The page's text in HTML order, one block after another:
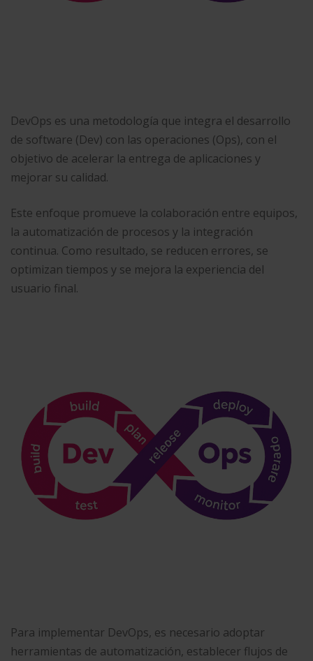
DevOps es una metodología que integra el desarrollo
de software (Dev) con las operaciones (Ops), con el
objetivo de acelerar la entrega de aplicaciones y
mejorar su calidad.
Este enfoque promueve la colaboración entre equipos,
la automatización de procesos y la integración
continua. Como resultado, se reducen errores, se
optimizan tiempos y se mejora la experiencia del
usuario final.
Para implementar DevOps, es necesario adoptar
herramientas de automatización, establecer flujos de